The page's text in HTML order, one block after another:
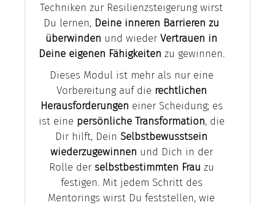
Techniken zur Resilienzsteigerung wirst
Du lernen, Deine inneren Barrieren zu
überwinden und wieder Vertrauen in
Deine eigenen Fähigkeiten zu gewinnen.
Dieses Modul ist mehr als nur eine
Vorbereitung auf die rechtlichen
Herausforderungen einer Scheidung; es
ist eine persönliche Transformation, die
Dir hilft, Dein Selbstbewusstsein
wiederzugewinnen und Dich in der
Rolle der selbstbestimmten Frau zu
festigen. Mit jedem Schritt des
Mentorings wirst Du feststellen, wie